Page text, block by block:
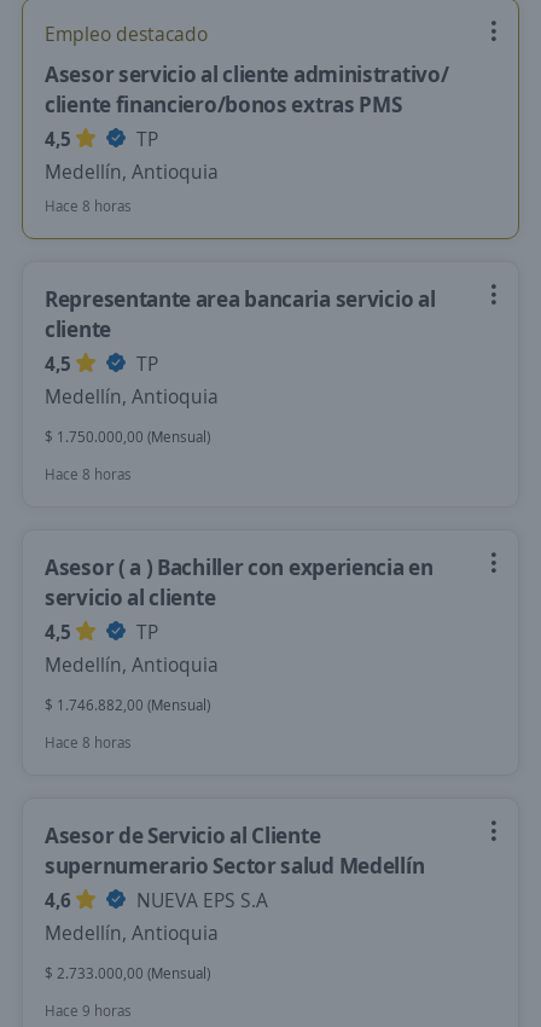
Empleo destacado
Asesor servicio al cliente administrativo/
cliente financiero/bonos extras PMS
4,5
TP
Medellín, Antioquia
Hace 8 horas
Representante area bancaria servicio al
cliente
4,5
TP
Medellín, Antioquia
$ 1.750.000,00 (Mensual)
Hace 8 horas
Asesor ( a ) Bachiller con experiencia en
servicio al cliente
4,5
TP
Medellín, Antioquia
$ 1.746.882,00 (Mensual)
Hace 8 horas
Asesor de Servicio al Cliente
supernumerario Sector salud Medellín
4,6
NUEVA EPS S.A
Medellín, Antioquia
$ 2.733.000,00 (Mensual)
Hace 9 horas